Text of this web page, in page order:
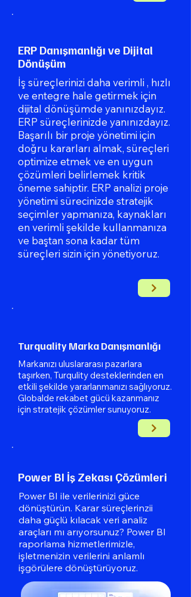
ERP Danışmanlığı ve Dijital
Dönüşüm
İş süreçlerinizi daha verimli , hızlı
ve entegre hale getirmek için
dijital dönüşümde yanınızdayız.
ERP süreçlerinizde yanınızdayız.
Başarılı bir proje yönetimi için
doğru kararları almak, süreçleri
optimize etmek ve en uygun
çözümleri belirlemek kritik
öneme sahiptir. ERP analizi proje
yönetimi sürecinizde stratejik
seçimler yapmanıza, kaynakları
en verimli şekilde kullanmanıza
ve baştan sona kadar tüm
süreçleri sizin için yönetiyoruz.
Turquality Marka Danışmanlığı
Markanızı uluslararası pazarlara
taşırken, Turqulity desteklerinden en
etkili şekilde yararlanmanızı sağlıyoruz.
Globalde rekabet gücü kazanmanız
için stratejik çözümler sunuyoruz.
Power BI İş Zekası Çözümleri
Power BI ile verilerinizi güce
dönüştürün. Karar süreçlerinzii
daha güçlü kılacak veri analiz
araçları mı arıyorsunuz? Power BI
raporlama hizmetlerimizle,
işletmenizin verilerini anlamlı
işgörülere dönüştürüyoruz.